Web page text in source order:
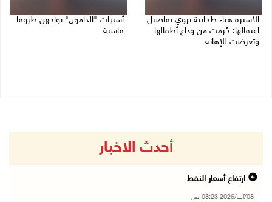
الأسيرة هناء طحاينة تروي تفاصيل
اعتقالها: حُرمت من وداع أطفالها
وتعرضت للإهانة
أسيرات "الدامون" يواجهن ظروفا
قاسية
أحدث الاخبار
ارتفاع أسعار النفط
08/آب/2026 08:23 ص